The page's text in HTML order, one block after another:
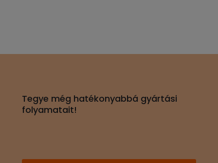
Tegye még hatékonyabbá gyártási
folyamatait!